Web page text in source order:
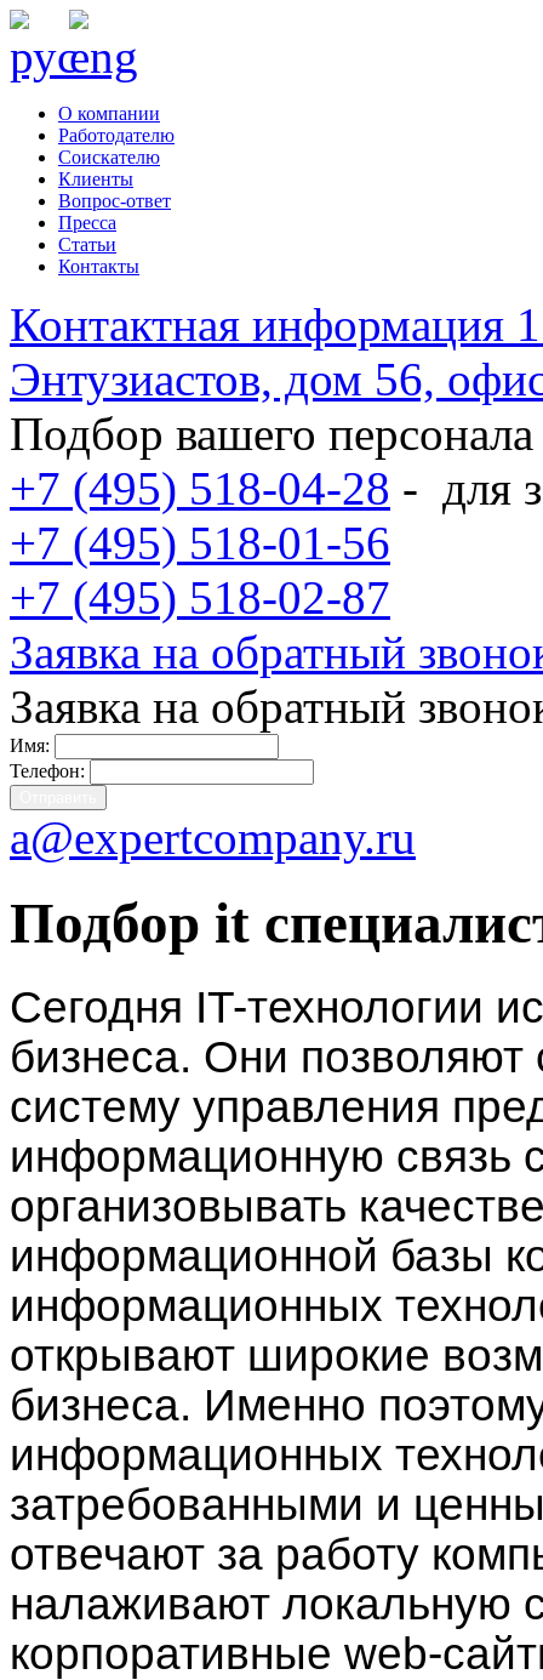
О компании
Работодателю
Соискателю
Клиенты
Вопрос-ответ
Пресса
Статьи
Контакты
Контактная информация
Энтузиастов, дом 56,
Подбор вашего персонала
+7 (495) 518-04-28 - для
+7 (495) 518-01-56
+7 (495) 518-02-87
Заявка на обратный
Заявка на обратный
Имя:
Телефон:
a@expertcompany.ru
Подбор it
Сегодня IT-технологии
бизнеса. Они
систему управления
информационную связь
организовывать
информационной базы
информационных
открывают широкие
бизнеса. Именно
информационных
затребованными и
отвечают за работу
налаживают локальную
корпоративные web-